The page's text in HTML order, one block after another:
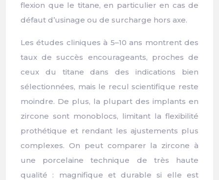
flexion que le titane, en particulier en cas de
défaut d’usinage ou de surcharge hors axe.
Les études cliniques à 5–10 ans montrent des
taux de succès encourageants, proches de
ceux du titane dans des indications bien
sélectionnées, mais le recul scientifique reste
moindre. De plus, la plupart des implants en
zircone sont monoblocs, limitant la flexibilité
prothétique et rendant les ajustements plus
complexes. On peut comparer la zircone à
une porcelaine technique de très haute
qualité : magnifique et durable si elle est